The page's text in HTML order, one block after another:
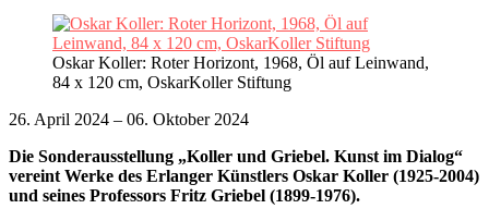
Oskar Koller: Roter Horizont, 1968, Öl auf Leinwand,
84 x 120 cm, OskarKoller Stiftung
26. April 2024 – 06. Oktober 2024
Die Sonderausstellung „Koller und Griebel. Kunst im Dialog“
vereint Werke des Erlanger Künstlers Oskar Koller (1925-2004)
und seines Professors Fritz Griebel (1899-1976).